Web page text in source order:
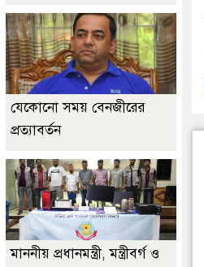
যেকোনো সময় বেনজীরের
প্রত্যাবর্তন
মাননীয় প্রধানমন্ত্রী, মন্ত্রীবর্গ ও